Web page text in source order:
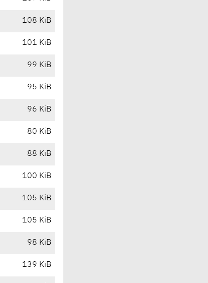
108 KiB
101 KiB
99 KiB
95 KiB
96 KiB
80 KiB
88 KiB
100 KiB
105 KiB
105 KiB
98 KiB
139 KiB